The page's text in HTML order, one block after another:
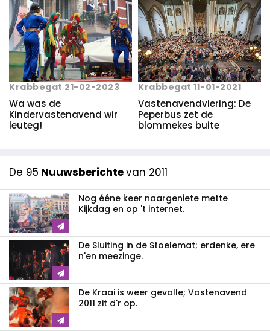
Krabbegat 21-02-2023
Wa was de
Kindervastenavend wir
leuteg!
Krabbegat 11-01-2021
Vastenavendviering: De
Peperbus zet de
blommekes buite
De 95 Nuuwsberichtevan 2011
Nog ééne keer naargeniete mette
Kijkdag en op 't internet.
De Sluiting in de Stoelemat; erdenke, ere
n'en meezinge.
De Kraai is weer gevalle; Vastenavend
2011 zit d'r op.